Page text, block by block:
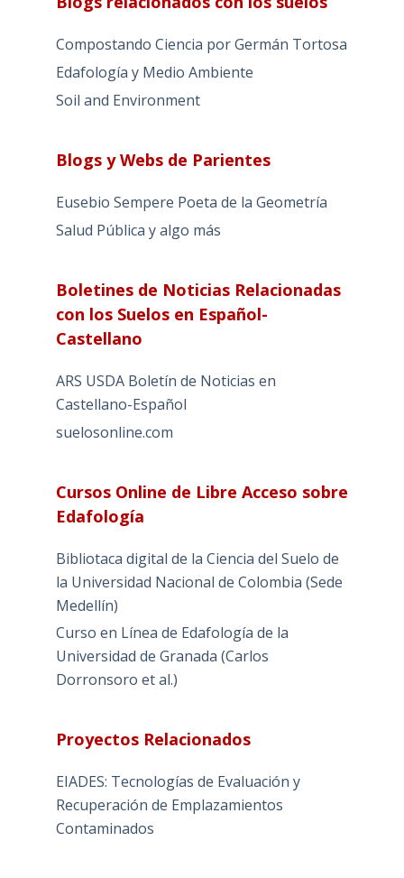
Compostando Ciencia por Germán Tortosa
Edafología y Medio Ambiente
Soil and Environment
Blogs y Webs de Parientes
Eusebio Sempere Poeta de la Geometría
Salud Pública y algo más
Boletines de Noticias Relacionadas
con los Suelos en Español-
Castellano
ARS USDA Boletín de Noticias en
Castellano-Español
suelosonline.com
Cursos Online de Libre Acceso sobre
Edafología
Bibliotaca digital de la Ciencia del Suelo de
la Universidad Nacional de Colombia (Sede
Medellín)
Curso en Línea de Edafología de la
Universidad de Granada (Carlos
Dorronsoro et al.)
Proyectos Relacionados
EIADES: Tecnologías de Evaluación y
Recuperación de Emplazamientos
Contaminados